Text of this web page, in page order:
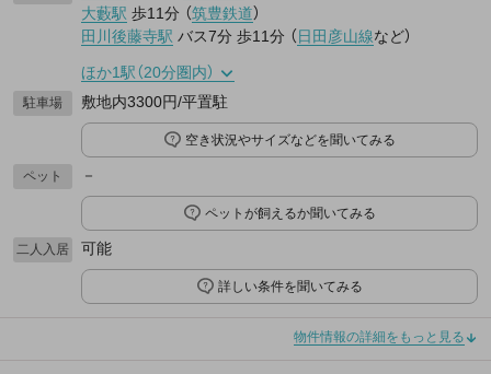
大藪駅 歩11分 （筑豊鉄道）
田川後藤寺駅 バス7分 歩11分 （日田彦山線など）
ほか1駅（20分圏内）
駐車場 敷地内3300円/平置駐
空き状況やサイズなどを聞いてみる
ペット －
ペットが飼えるか聞いてみる
二人入居 可能
詳しい条件を聞いてみる
物件情報の詳細をもっと見る